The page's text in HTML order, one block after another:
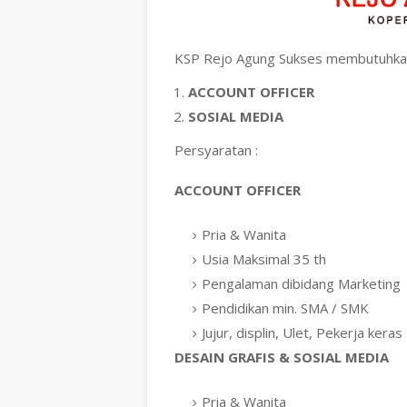
KSP Rejo Agung Sukses
ACCOUNT OFFICER
SOSIAL MEDIA
Persyaratan :
ACCOUNT OFFICER
Pria & Wanita
Usia Maksimal 35 th
Pengalaman dibidang Marketing
Pendidikan min. SMA / SMK
Jujur, displin, Ulet, Pekerja keras
DESAIN GRAFIS & SOSIAL MEDIA
Pria & Wanita